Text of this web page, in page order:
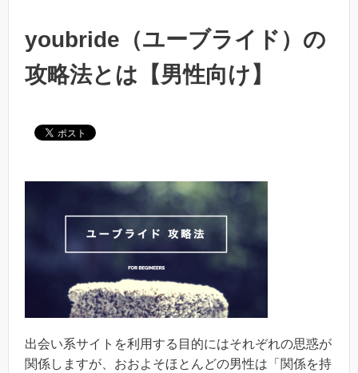
youbride（ユーブライド）の
攻略法とは【男性向け】
出会い系サイトを利用する目的にはそれぞれの思惑が
関係しますが、おおよそほとんどの男性は「関係を持